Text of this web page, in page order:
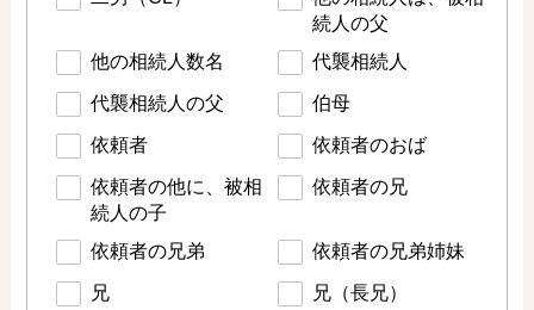
続人の父
他の相続人数名
代襲相続人
代襲相続人の父 伯母
依頼者 依頼者のおば
依頼者の他に、被相
続人の子
依頼者の兄
依頼者の兄弟 依頼者の兄弟姉妹
兄 兄（長兄）